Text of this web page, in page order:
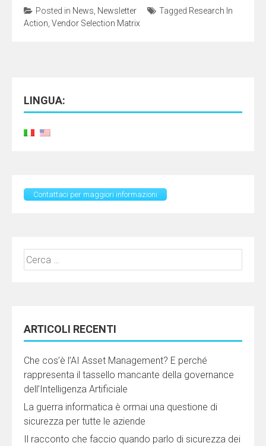
Posted in News Newsletter Tagged Research In
Action Vendor Selection Matrix
LINGUA:
Contattaci per maggiori informazioni
Ricerca
per:
ARTICOLI RECENTI
Che cos’è l’AI Asset Management? E perché
rappresenta il tassello mancante della governance
dell’Intelligenza Artificiale
La guerra informatica è ormai una questione di
sicurezza per tutte le aziende
Il racconto che faccio quando parlo di sicurezza dei